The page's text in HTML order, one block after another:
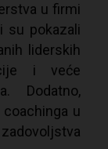
u firmi
su pokazali
liderskih
i veće
Dodatno,
u